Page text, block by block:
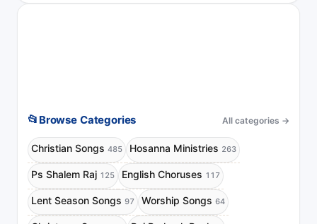
📂 Browse Categories All categories →
Christian Songs 485 Hosanna Ministries 263
Ps Shalem Raj 125 English Choruses 117
Lent Season Songs 97 Worship Songs 64